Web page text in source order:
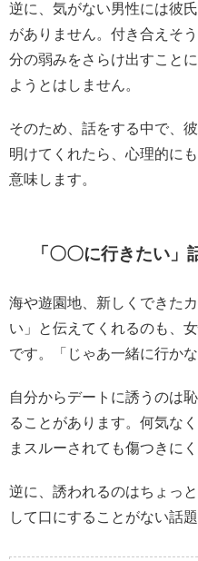
逆に、気がない男性には彼
がありません。付き合えそ
分の弱みをさらけ出すこと
ようとはしません。
そのため、話をする中で、
明けてくれたら、心理的に
意味します。
「〇〇に行きたい」
海や遊園地、新しくできた
い」と伝えてくれるのも、
です。「じゃあ一緒に行か
自分からデートに誘うのは
ることがあります。何気な
まスルーされても傷つきに
逆に、誘われるのはちょっ
して口にすることがない話題